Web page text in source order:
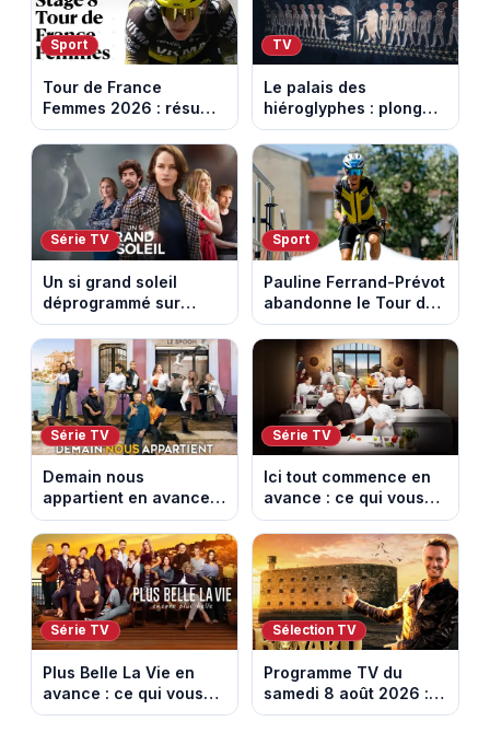
Sport
Tour de France
Femmes 2026 : résumé
vidéo de la 9e étape
entre Sisteron et Nice
TV
Le palais des
hiéroglyphes : plongez
dans la tombe
égyptienne qui fascine
les archéologues
Série TV
Un si grand soleil
déprogrammé sur
France 3 : cinq
épisodes inédits
diffusés le 13 août
Sport
Pauline Ferrand-Prévot
abandonne le Tour de
France Femmes avant
la 8e étape
Série TV
Demain nous
appartient en avance :
ce qui vous attend la
semaine du 10 au 14
août 2026 (spoiler)
Série TV
Ici tout commence en
avance : ce qui vous
attend la semaine du
10 au 14 août 2026
(spoiler)
Série TV
Plus Belle La Vie en
avance : ce qui vous
attend la semaine du
Sélection TV
Programme TV du
samedi 8 août 2026 :
notre sélection pour